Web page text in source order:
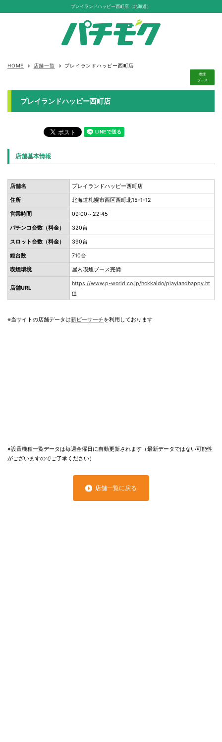
プレイランドハッピー西町店（北海道）
HOME keyboard_arrow_right 店舗一覧 keyboard_arrow_right プレイランドハッピー西町店
喫煙
ブース
プレイランドハッピー西町店
店舗基本情報
店舗名 プレイランドハッピー西町店
住所 北海道札幌市西区西町北15-1-12
営業時間 09:00～22:45
パチンコ台数（料金） 320台
スロット台数（料金） 390台
総台数 710台
喫煙環境 屋内喫煙ブース完備
店舗URL
https://www.p-world.co.jp/hokkaido/playlandhappy.ht
m
※当サイトの店舗データは新ピーサーチを利用しております
※設置機種一覧データは毎週金曜日に自動更新されます（最新データではない可能性
がございますのでご了承ください）
店舗一覧に戻る